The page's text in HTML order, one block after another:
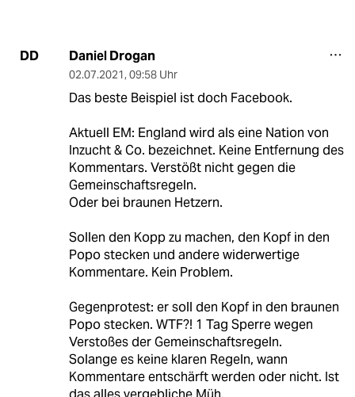
DD Daniel Drogan
02.07.2021, 09:58 Uhr
Das beste Beispiel ist doch Facebook.
Aktuell EM: England wird als eine Nation von
Inzucht & Co. bezeichnet. Keine Entfernung des
Kommentars. Verstößt nicht gegen die
Gemeinschaftsregeln.
Oder bei braunen Hetzern.
Sollen den Kopp zu machen, den Kopf in den
Popo stecken und andere widerwertige
Kommentare. Kein Problem.
Gegenprotest: er soll den Kopf in den braunen
Popo stecken. WTF?! 1 Tag Sperre wegen
Verstoßes der Gemeinschaftsregeln.
Solange es keine klaren Regeln, wann
Kommentare entschärft werden oder nicht. Ist